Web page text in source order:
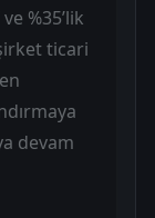
%35’lik
ticari
devam